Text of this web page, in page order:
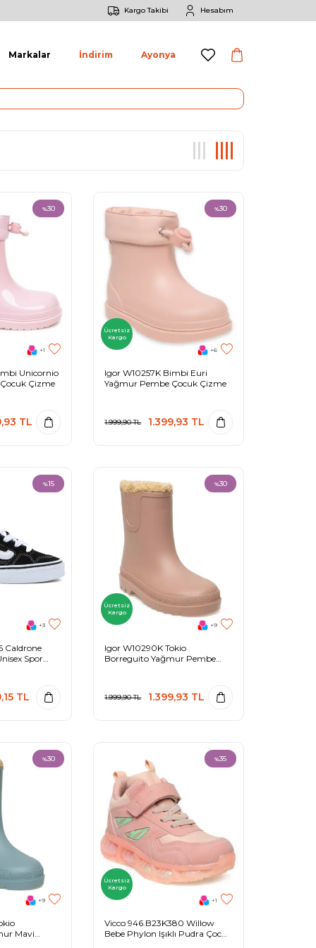
Kargo Takibi Hesabım
Markalar İndirim Ayonya
%30
+1
Unicornio
Çizme
TL
%30
Ücretsiz
Kargo
+6
Igor W10257K Bimbi Euri
Yağmur Pembe Çocuk Çizme
1.999,90TL 1.399,93 TL
%15
+3
Caldrone
Spor
TL
%30
Ücretsiz
Kargo
+9
Igor W10290K Tokio
Borreguito Yağmur Pembe
1.999,90TL 1.399,93 TL
%30
+9
Mavi
%35
Ücretsiz
Kargo
+1
Vicco 946.B23K380 Willow
Bebe Phylon Işıklı Pudra Çocuk